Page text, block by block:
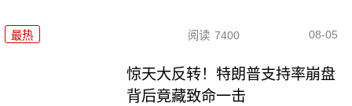
最热 阅读 7400 08-05
惊天大反转！特朗普支持率崩盘
背后竟藏致命一击